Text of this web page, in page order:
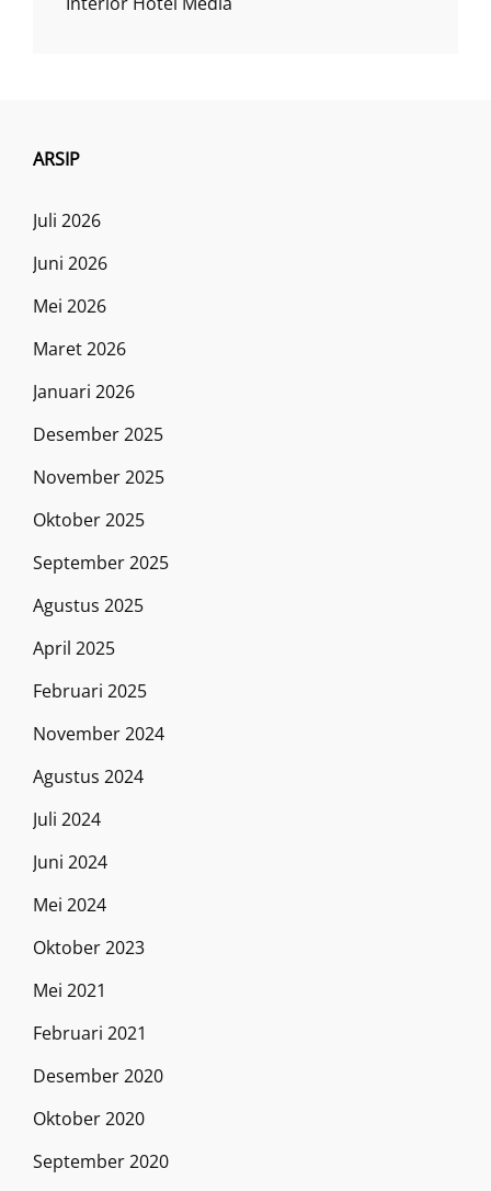
ARSIP
Juli 2026
Juni 2026
Mei 2026
Maret 2026
Januari 2026
Desember 2025
November 2025
Oktober 2025
September 2025
Agustus 2025
April 2025
Februari 2025
November 2024
Agustus 2024
Juli 2024
Juni 2024
Mei 2024
Oktober 2023
Mei 2021
Februari 2021
Desember 2020
Oktober 2020
September 2020